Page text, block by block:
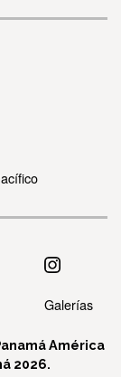
Galerías
América
2026.